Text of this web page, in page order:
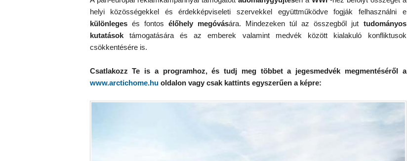
helyi közösségekkel és érdekképviseleti szervekkel együttműködve fogják felhasználni e
különlegesés fontos élőhely megóvására. Mindezeken túl az összegből jut tudományos
kutatásoktámogatására és az emberek valamint medvék között kialakuló konfliktusok
csökkentésére is.
Csatlakozz Te is a programhoz, és tudj meg többet a jegesmedvék megmentéséről a
www.arctichome.huoldalon vagy csak kattints egyszerűen a képre: